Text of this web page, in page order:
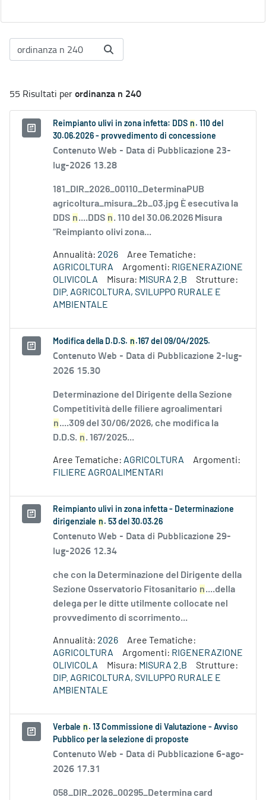
55 Risultati perordinanza n 240
Reimpianto ulivi in zona infetta: DDS n . 110 del
30.06.2026 - provvedimento di concessione
Contenuto Web - Data di Pubblicazione 23-
lug-2026 13.28
181_DIR_2026_00110_DeterminaPUB
agricoltura_misura_2b_03.jpg È esecutiva la
DDS n....DDS n. 110 del 30.06.2026 Misura
“Reimpianto olivi zona...
Annualità: 2026
Aree Tematiche:
AGRICOLTURA
Argomenti: RIGENERAZIONE
OLIVICOLA
Misura: MISURA 2.B
Strutture:
DIP. AGRICOLTURA, SVILUPPO RURALE E
AMBIENTALE
Modifica della D.D.S. n .167 del 09/04/2025.
Contenuto Web - Data di Pubblicazione 2-lug-
2026 15.30
Determinazione del Dirigente della Sezione
Competitività delle filiere agroalimentari
n....309 del 30/06/2026, che modifica la
D.D.S. n. 167/2025...
Aree Tematiche: AGRICOLTURA
Argomenti:
FILIERE AGROALIMENTARI
Reimpianto ulivi in zona infetta - Determinazione
dirigenziale n . 53 del 30.03.26
Contenuto Web - Data di Pubblicazione 29-
lug-2026 12.34
che con la Determinazione del Dirigente della
Sezione Osservatorio Fitosanitario n....della
delega per le ditte utilmente collocate nel
provvedimento di scorrimento...
Annualità: 2026
Aree Tematiche:
AGRICOLTURA
Argomenti: RIGENERAZIONE
OLIVICOLA
Misura: MISURA 2.B
Strutture:
DIP. AGRICOLTURA, SVILUPPO RURALE E
AMBIENTALE
Verbale n . 13 Commissione di Valutazione - Avviso
Pubblico per la selezione di proposte
Contenuto Web - Data di Pubblicazione 6-ago-
2026 17.31
058_DIR_2026_00295_Determina card